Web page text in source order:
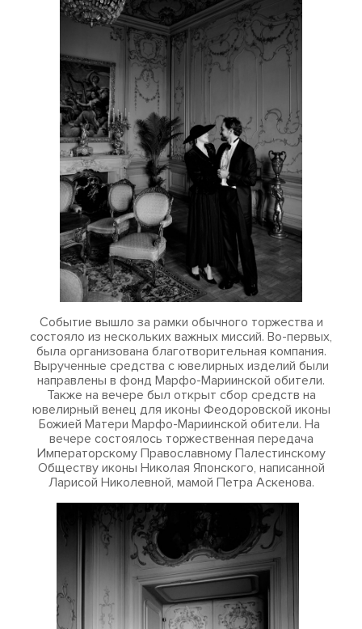
Событие вышло за рамки обычного торжества и
состояло из нескольких важных миссий. Во-первых,
была организована благотворительная компания.
Вырученные средства с ювелирных изделий были
направлены в фонд Марфо-Мариинской обители.
Также на вечере был открыт сбор средств на
ювелирный венец для иконы Феодоровской иконы
Божией Матери Марфо-Мариинской обители. На
вечере состоялось торжественная передача
Императорскому Православному Палестинскому
Обществу иконы Николая Японского, написанной
Ларисой Николевной, мамой Петра Аскенова.